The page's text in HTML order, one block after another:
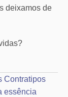
deixamos de
Contratipos
essência